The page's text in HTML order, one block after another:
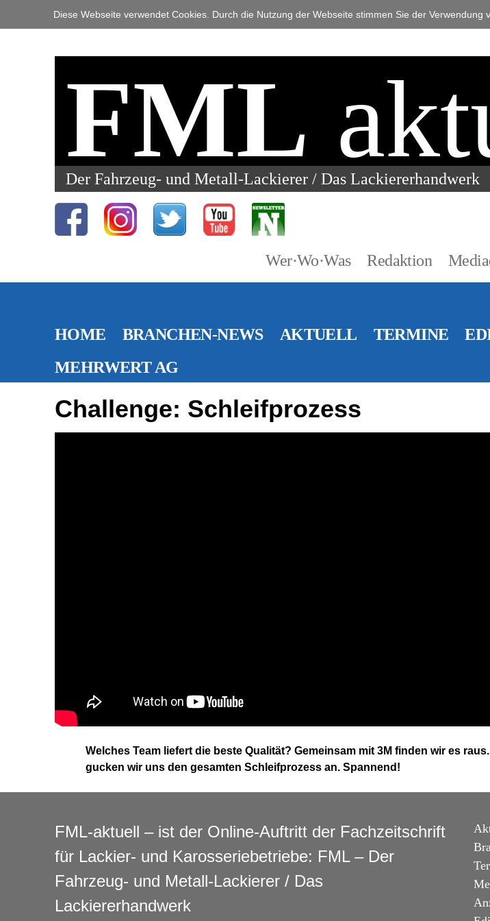
Diese Webseite verwendet Cookies. Durch die Nutzung der Webseite stimmen Sie der
FML
Der Fahrzeug- und Metall-Lackierer / Das Lackiererhandwerk
Wer·Wo·Was Redaktion
HOME BRANCHEN-NEWS AKTUELL TERMINE
MEHRWERT AG
Challenge: Schleifprozess
Welches Team liefert die beste Qualität? Gemeinsam mit 3M finden wir es
gucken wir uns den gesamten Schleifprozess an. Spannend!
FML-aktuell – ist der Online-Auftritt der Fachzeitschrift
für Lackier- und Karosseriebetriebe: FML – Der
Fahrzeug- und Metall-Lackierer / Das
Lackiererhandwerk